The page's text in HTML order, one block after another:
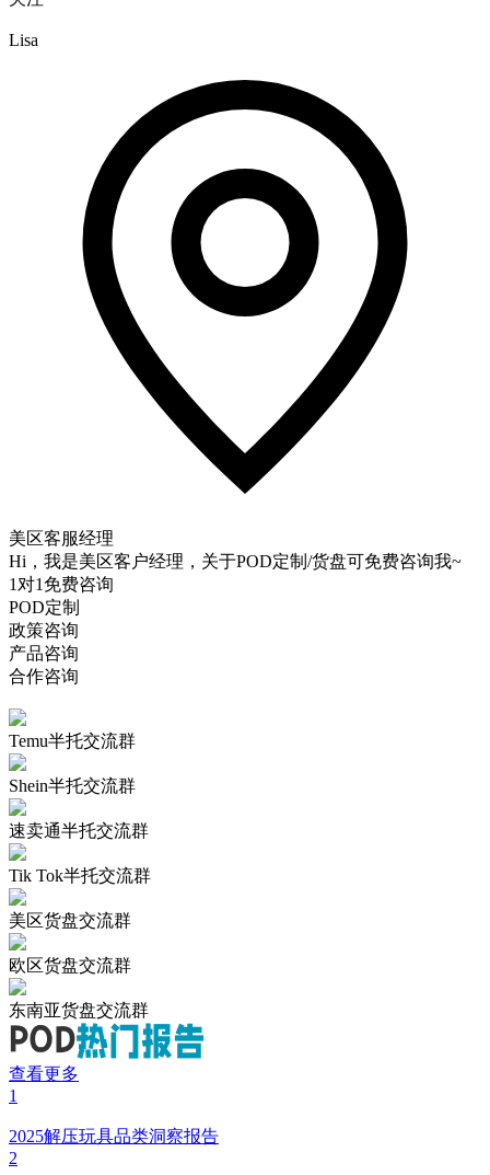
Lisa
美区客服经理
Hi，我是美区客户经理，关于POD定制/货盘可免费咨询我~
1对1免费咨询
POD定制
政策咨询
产品咨询
合作咨询
Temu半托交流群
Shein半托交流群
速卖通半托交流群
Tik Tok半托交流群
美区货盘交流群
欧区货盘交流群
东南亚货盘交流群
查看更多
1
2025解压玩具品类洞察报告
2